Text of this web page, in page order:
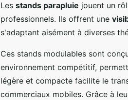
Les stands parapluie jouent un
professionnels. Ils offrent une
s'adaptant aisément à diverses
Ces stands modulables sont
environnement compétitif,
légère et compacte facilite le
commerciaux mobiles. Grâce à